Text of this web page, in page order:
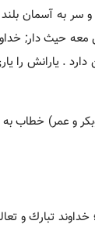
سر به آسمان
حیث دار;
. یارانش را
و عمر) خطاب به
تبارك و